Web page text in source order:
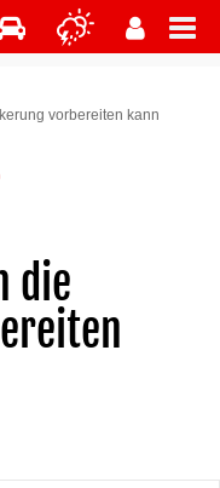
vorbereiten kann
die